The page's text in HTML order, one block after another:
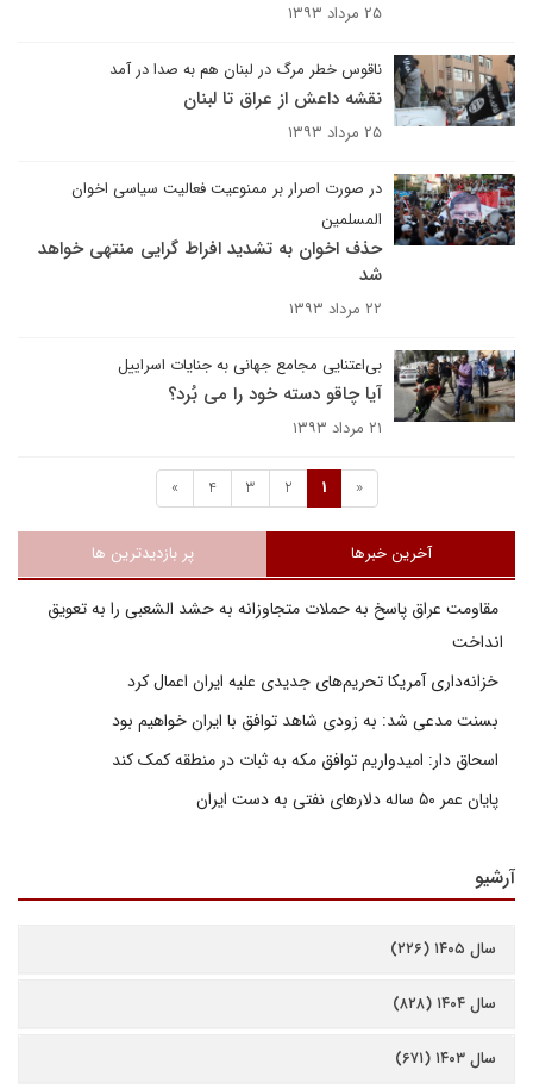
۲۵ مرداد ۱۳۹۳
ناقوس خطر مرگ در لبنان هم به صدا در آمد
نقشه داعش از عراق تا لبنان
۲۵ مرداد ۱۳۹۳
در صورت اصرار بر ممنوعیت فعالیت سیاسی اخوان
المسلمین
حذف اخوان به تشدید افراط گرایی منتهی خواهد
شد
۲۲ مرداد ۱۳۹۳
بی‌اعتنایی مجامع جهانی به جنایات اسراییل
آیا چاقو دسته خود را می بُرد؟
۲۱ مرداد ۱۳۹۳
«
1
2
3
4
»
آخرین خبرها پر بازدیدترین ها
مقاومت عراق پاسخ به حملات متجاوزانه به حشد الشعبی را به تعویق
انداخت
خزانه‌داری آمریکا تحریم‌های جدیدی علیه ایران اعمال کرد
بسنت مدعی شد: به زودی شاهد توافق با ایران خواهیم بود
اسحاق دار: امیدواریم توافق مکه به ثبات در منطقه کمک کند
پایان عمر ۵۰ ساله دلارهای نفتی به دست ایران
آرشیو
سال ۱۴۰۵ (۲۲۶)
سال ۱۴۰۴ (۸۲۸)
سال ۱۴۰۳ (۶۷۱)